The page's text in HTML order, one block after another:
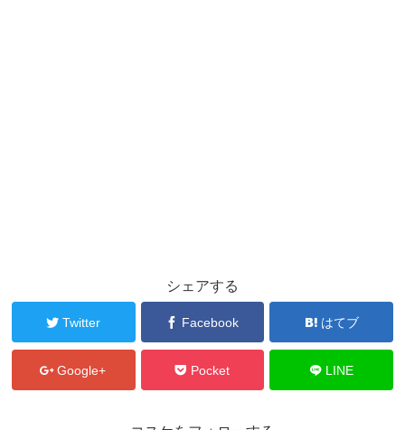
シェアする
Twitter Facebook はてブ
Google+ Pocket LINE